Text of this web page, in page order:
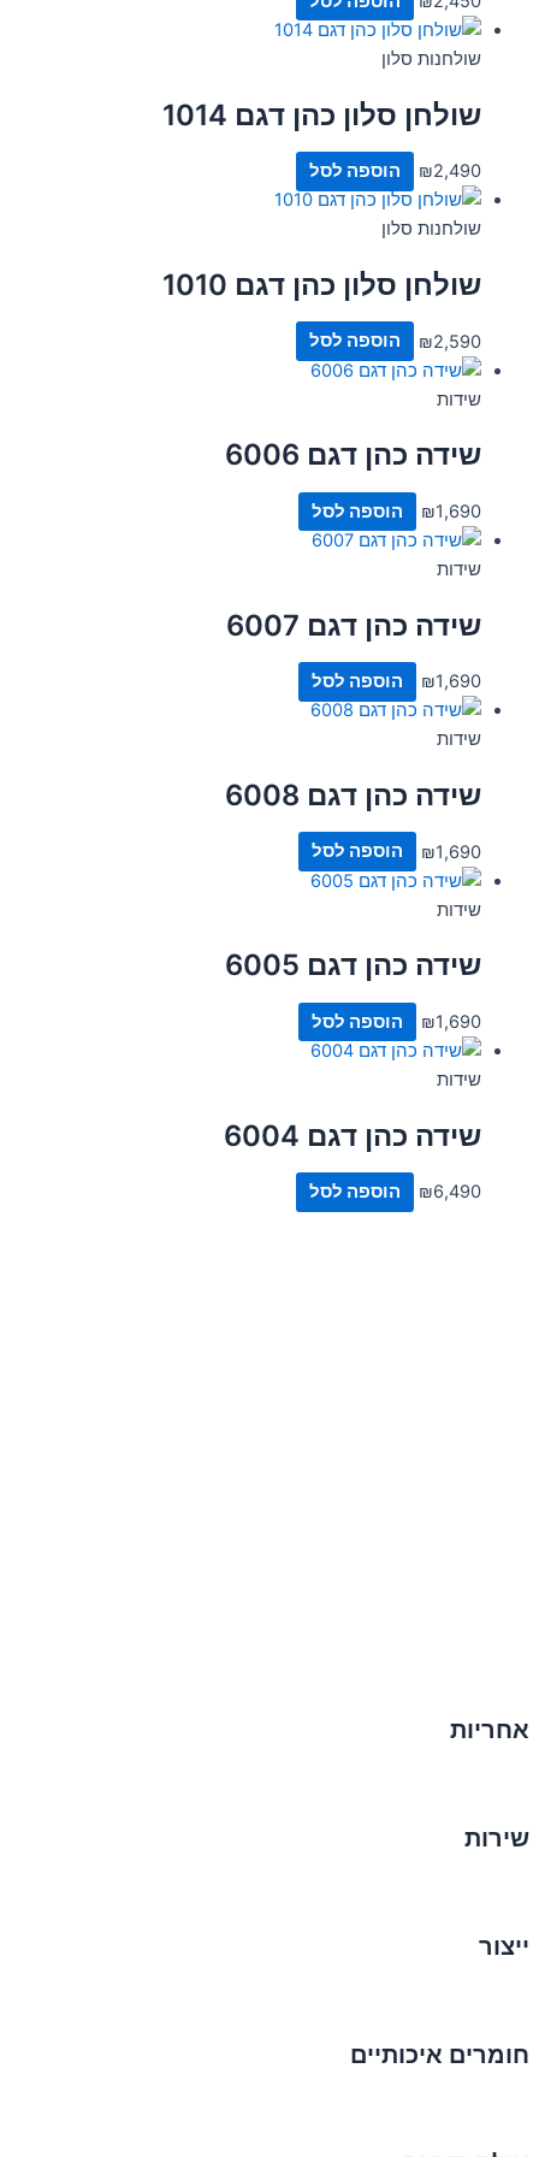
שולחנות סלון
שולחן סלון כהן דגם 1014
₪2,490 הוספה לסל
שולחנות סלון
שולחן סלון כהן דגם 1010
₪2,590 הוספה לסל
שידות
שידה כהן דגם 6006
₪1,690 הוספה לסל
שידות
שידה כהן דגם 6007
₪1,690 הוספה לסל
שידות
שידה כהן דגם 6008
₪1,690 הוספה לסל
שידות
שידה כהן דגם 6005
₪1,690 הוספה לסל
שידות
שידה כהן דגם 6004
₪6,490 הוספה לסל
אחריות
שירות
ייצור
חומרים איכותיים